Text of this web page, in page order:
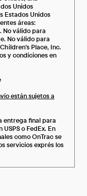
Unidos
Estados Unidos
áreas:
No válido para
No válido para
Place, Inc.
y condiciones en
están sujetos a
entrega final para
o FedEx. En
como OnTrac se
servicios exprés los